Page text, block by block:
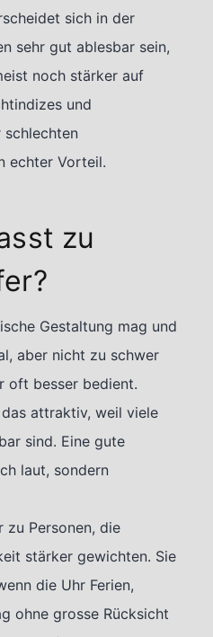
sich in der
sehr gut ablesbar sein,
noch stärker auf
und
echter Vorteil.
zu
Gestaltung mag und
aber nicht zu schwer
oft besser bedient.
attraktiv, weil viele
sind. Eine gute
laut, sondern
zu Personen, die
stärker gewichten. Sie
die Uhr Ferien,
ohne grosse Rücksicht